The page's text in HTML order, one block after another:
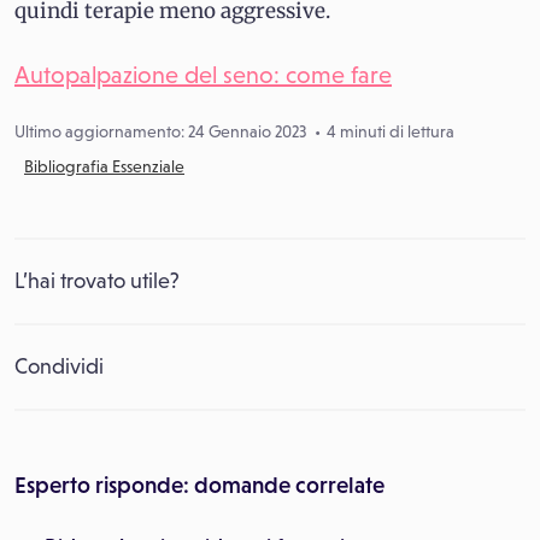
quindi terapie meno aggressive.
Autopalpazione del seno: come fare
Ultimo aggiornamento: 24 Gennaio 2023
4 minuti di lettura
Bibliografia Essenziale
L’hai trovato utile?
Condividi
Esperto risponde: domande correlate